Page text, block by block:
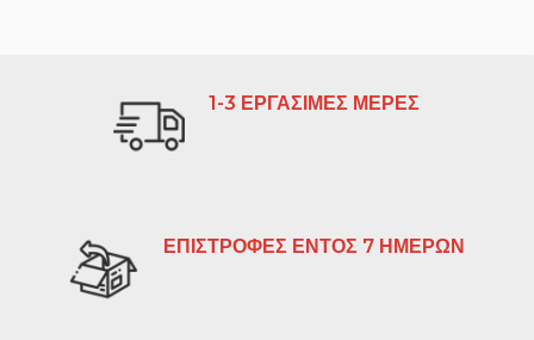
1-3 ΕΡΓΑΣΙΜΕΣ ΜΕΡΕΣ
ΕΠΙΣΤΡΟΦΕΣ ΕΝΤΟΣ 7 ΗΜΕΡΩΝ